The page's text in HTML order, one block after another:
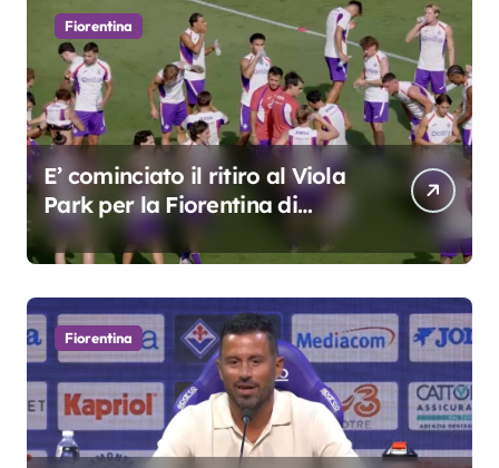
Fiorentina
E’ cominciato il ritiro al Viola
Park per la Fiorentina di
Grosso
Fiorentina